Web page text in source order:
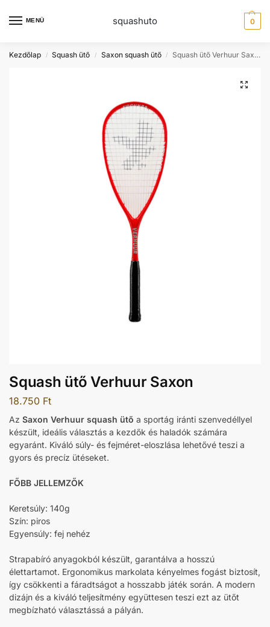
MENÜ squashuto 0
Kezdőlap / Squash ütő / Saxon squash ütő / Squash ütő Verhuur Saxon
Squash ütő Verhuur Saxon
18.750 Ft
Az Saxon Verhuur squash ütő a sportág iránti szenvedéllyel
készült, ideális választás a kezdők és haladók számára
egyaránt. Kiváló súly- és fejméret-eloszlása lehetővé teszi a
gyors és precíz ütéseket.
FŐBB JELLEMZŐK
Keretsúly: 140g
Szín: piros
Egyensúly: fej nehéz
Strapabíró anyagokból készült, garantálva a hosszú
élettartamot. Ergonomikus markolata kényelmes fogást biztosít,
így csökkenti a fáradtságot a hosszabb játék során. A modern
dizájn és a kiváló teljesítmény együttesen teszi ezt az ütőt
megbízható választássá a pályán.